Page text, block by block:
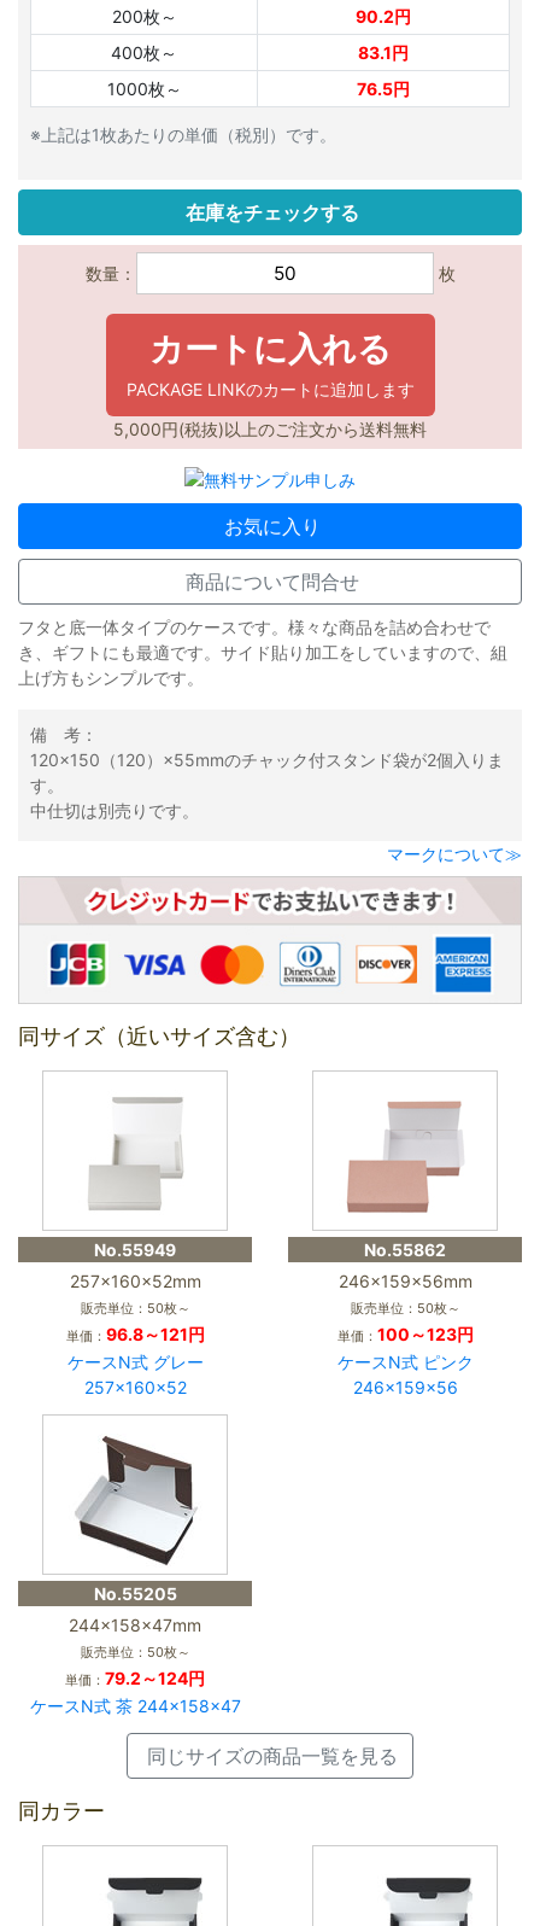
※上記は1枚あたりの単価（税別）です。
200枚～
90.2円
400枚～
83.1円
1000枚～
76.5円
在庫をチェックする
数量： 枚
カートに入れる
PACKAGE LINKのカートに追加します
5,000円(税抜)以上のご注文から送料無料
お気に入り
商品について問合せ
フタと底一体タイプのケースです。様々な商品を詰め合わせで
き、ギフトにも最適です。サイド貼り加工をしていますので、組
上げ方もシンプルです。
備 考：
120×150（120）×55mmのチャック付スタンド袋が2個入りま
す。
中仕切は別売りです。
マークについて≫
同サイズ（近いサイズ含む）
No.55949
257×160×52mm
販売単位：50枚～
単価： 96.8～121円
ケースN式 グレー
257×160×52
No.55862
246×159×56mm
販売単位：50枚～
単価： 100～123円
ケースN式 ピンク
246×159×56
No.55205
244×158×47mm
販売単位：50枚～
単価： 79.2～124円
ケースN式 茶 244×158×47
同じサイズの商品一覧を見る
同カラー